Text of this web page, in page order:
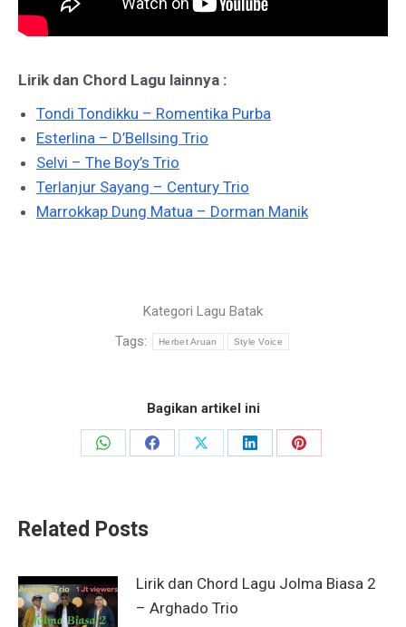
Lirik dan Chord Lagu lainnya :
Tondi Tondikku – Romentika Purba
Esterlina – D’Bellsing Trio
Selvi – The Boy’s Trio
Terlanjur Sayang – Century Trio
Marrokkap Dung Matua – Dorman Manik
Kategori Lagu Batak
Tags:
Herbet Aruan Style Voice
Bagikan artikel ini
Share
Share
Share
Share
Share
Related Posts
Lirik dan Chord Lagu Jolma Biasa 2
– Arghado Trio